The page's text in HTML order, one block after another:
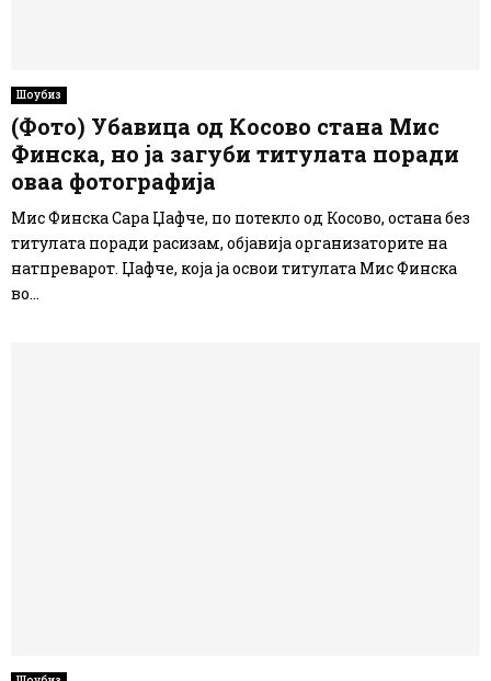
Шоубиз
(Фото) Убавица од Косово стана Мис
Финска, но ја загуби титулата поради
оваа фотографија
Мис Финска Сара Џафче, по потекло од Косово, остана без
титулата поради расизам, објавија организаторите на
натпреварот. Џафче, која ја освои титулата Мис Финска
во...